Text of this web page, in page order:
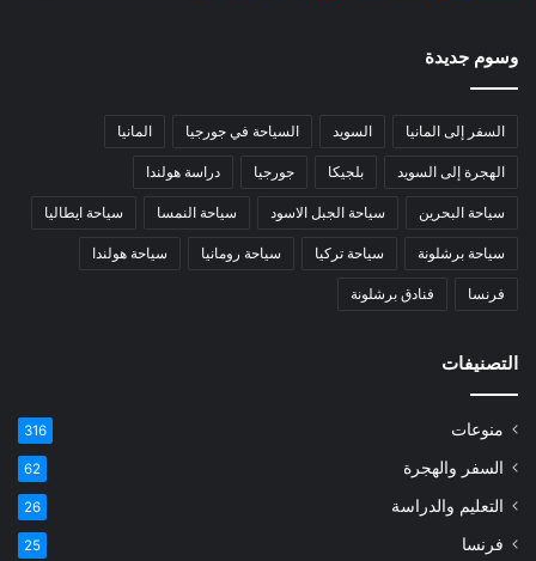
وسوم جديدة
السفر إلى المانيا السويد السياحة في جورجيا المانيا
الهجرة إلى السويد بلجيكا جورجيا دراسة هولندا
سياحة البحرين سياحة الجبل الاسود سياحة النمسا سياحة ايطاليا
سياحة برشلونة سياحة تركيا سياحة رومانيا سياحة هولندا
فرنسا فنادق برشلونة
التصنيفات
منوعات 316
السفر والهجرة 62
التعليم والدراسة 26
فرنسا 25